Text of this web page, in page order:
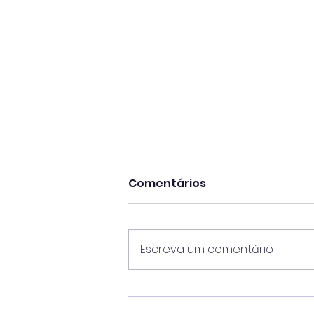
Gestão Toninho Colucci
Comentários
Escreva um comentário